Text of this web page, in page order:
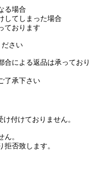
る場合
してしまった場合
ております
さい
による返品は承っており
了承下さい
付けておりません。
。
否致します。